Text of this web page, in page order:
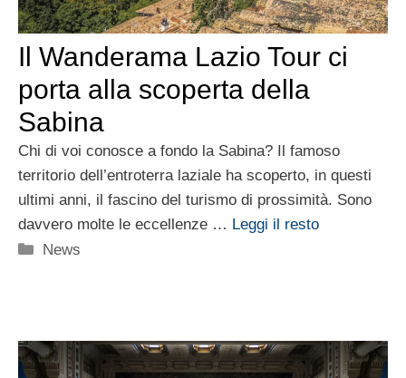
Il Wanderama Lazio Tour ci
porta alla scoperta della
Sabina
Chi di voi conosce a fondo la Sabina? Il famoso
territorio dell’entroterra laziale ha scoperto, in questi
ultimi anni, il fascino del turismo di prossimità. Sono
davvero molte le eccellenze … Leggi il resto
Categorie
News